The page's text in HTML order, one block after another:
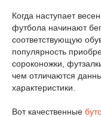
Когда наступает
футбола начинают
соответствующую
популярность
сороконожки,
чем отличаются
характеристики.
Вот качественные